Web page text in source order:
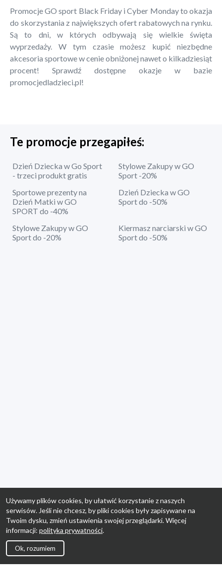
Promocje GO sport Black Friday i Cyber Monday to okazja
do skorzystania z największych ofert rabatowych na rynku.
Są to dni, w których odbywają się wielkie święta
wyprzedaży. W tym czasie możesz kupić niezbędne
akcesoria sportowe w cenie obniżonej nawet o kilkadziesiąt
procent! Sprawdź dostępne okazje w bazie
promocjedladzieci.pl!
Te promocje przegapiłeś:
Dzień Dziecka w Go Sport
- trzeci produkt gratis
Stylowe Zakupy w GO
Sport -20%
Sportowe prezenty na
Dzień Matki w GO
SPORT do -40%
Dzień Dziecka w GO
Sport do -50%
Stylowe Zakupy w GO
Sport do -20%
Kiermasz narciarski w GO
Sport do -50%
Używamy plików cookies, by ułatwić korzystanie z naszych
serwisów. Jeśli nie chcesz, by pliki cookies były zapisywane na
Twoim dysku, zmień ustawienia swojej przeglądarki. Więcej
informacji: polityka prywatności.
Ok, rozumiem